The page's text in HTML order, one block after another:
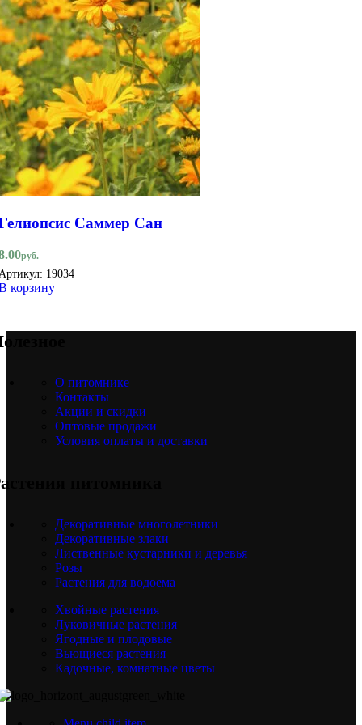
Саммер Сан
руб.
19034
корзину
О питомнике
Контакты
Акции и скидки
Оптовые продажи
Условия оплаты и доставки
питомника
Декоративные многолетники
Декоративные злаки
Лиственные кустарники и деревья
Розы
Растения для водоема
Хвойные растения
Луковичные растения
Ягодные и плодовые
Вьющиеся растения
Кадочные, комнатные цветы